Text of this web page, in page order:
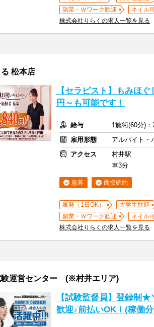
副業・Ｗワーク歓迎
ネイル
株式会社りらくの求人一覧を見る
る 松本店
【セラピスト】もみほ
円～も可能です！
給与
1施術(60分)
雇用形態
アルバイト・
アクセス
村井駅
車3分
急募 面接確約
単発（1日OK） 大学生歓迎
副業・Ｗワーク歓迎
ネイル
株式会社りらくの求人一覧を見る
験運営センター (※村井エリア)
【試験監督員】登録制
歓迎♪前払いOK！(稼働